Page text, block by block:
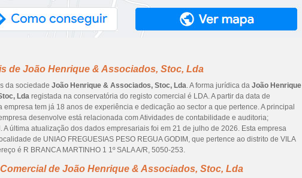
de João Henrique & Associados, Stoc, Lda
da sociedade João Henrique & Associados, Stoc, Lda. A forma jurídica da João Henrique
Lda registada na conservatória do registo comercial é LDA. A partir da data de
empresa tem já 18 anos de experiência e dedicação ao sector a que pertence. A principal
desenvolve está relacionada com Atividades de contabilidade e auditoria;
A última atualização dos dados empresariais foi em 21 de julho de 2026. Esta empresa
de UNIAO FREGUESIAS PESO REGUA GODIM, que pertence ao distrito de VILA
é R BRANCA MARTINHO 1 1º SALA A/R, 5050-253.
de João Henrique & Associados, Stoc, Lda